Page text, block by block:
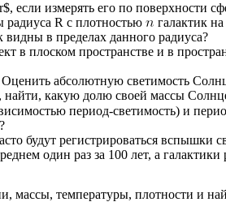
если измерять его по поверхности
R с плотностью
галактик
видны в пределах данного радиуса?
в плоском пространстве и в
абсолютную светимость
найти, какую долю своей массы
период-светимость) и
будут регистрироваться вспышки
один раз за 100 лет, а
массы, температуры, плотности и